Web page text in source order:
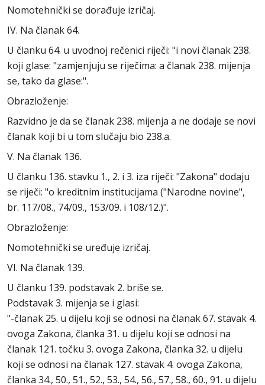
Nomotehnički se dorađuje izričaj.
IV. Na članak 64.
U članku 64. u uvodnoj rečenici riječi: "i novi članak 238.
koji glase: "zamjenjuju se riječima: a članak 238. mijenja
se, tako da glase:".
Obrazloženje:
Razvidno je da se članak 238. mijenja a ne dodaje se novi
članak koji bi u tom slučaju bio 238.a.
V. Na članak 136.
U članku 136. stavku 1., 2. i 3. iza riječi: "Zakona" dodaju
se riječi: "o kreditnim institucijama ("Narodne novine",
br. 117/08., 74/09., 153/09. i 108/12.)".
Obrazloženje:
Nomotehnički se uređuje izričaj.
VI. Na članak 139.
U članku 139. podstavak 2. briše se.
Podstavak 3. mijenja se i glasi:
"-članak 25. u dijelu koji se odnosi na članak 67. stavak 4.
ovoga Zakona, članka 31. u dijelu koji se odnosi na
članak 121. točku 3. ovoga Zakona, članka 32. u dijelu
koji se odnosi na članak 127. stavak 4. ovoga Zakona,
članka 34., 50., 51., 52., 53., 54., 56., 57., 58., 60., 91. u dijelu